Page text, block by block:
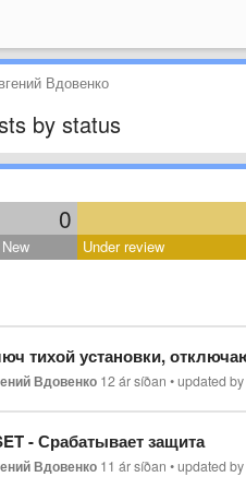
Вдовенко
by status
0
New Under review
тихой установки,
Вдовенко 12 ár síðan •updated by
- Срабатывает защита
Вдовенко 11 ár síðan •updated by